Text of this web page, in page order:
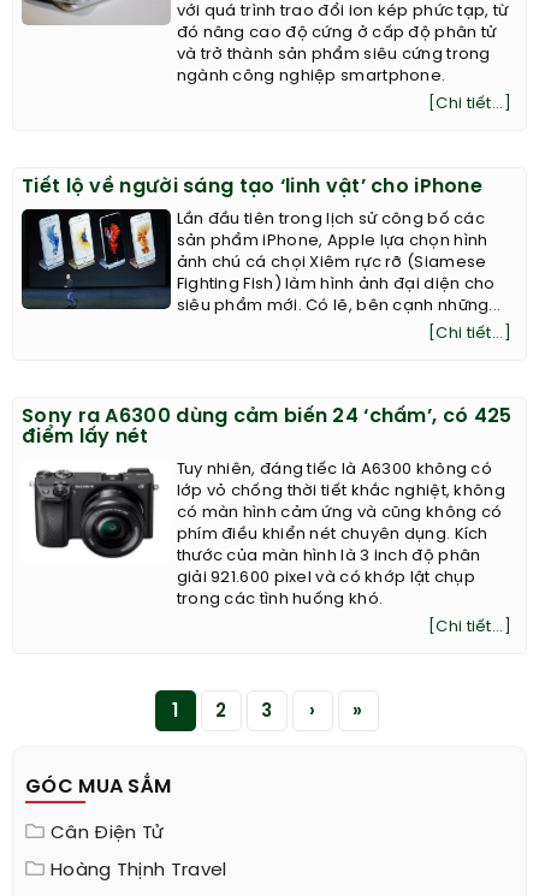
với quá trình trao đổi ion kép phức tạp, từ
đó nâng cao độ cứng ở cấp độ phân tử
và trở thành sản phẩm siêu cứng trong
ngành công nghiệp smartphone.
[Chi tiết...]
Tiết lộ về người sáng tạo ‘linh vật’ cho iPhone
Lần đầu tiên trong lịch sử công bố các
sản phẩm iPhone, Apple lựa chọn hình
ảnh chú cá chọi Xiêm rực rỡ (Siamese
Fighting Fish) làm hình ảnh đại diện cho
siêu phẩm mới. Có lẽ, bên cạnh những...
[Chi tiết...]
Sony ra A6300 dùng cảm biến 24 ‘chấm’, có 425
điểm lấy nét
Tuy nhiên, đáng tiếc là A6300 không có
lớp vỏ chống thời tiết khắc nghiệt, không
có màn hình cảm ứng và cũng không có
phím điều khiển nét chuyên dụng. Kích
thước của màn hình là 3 inch độ phân
giải 921.600 pixel và có khớp lật chụp
trong các tình huống khó.
[Chi tiết...]
2 3 › »
GÓC MUA SẮM
Cân Điện Tử
Hoàng Thịnh Travel